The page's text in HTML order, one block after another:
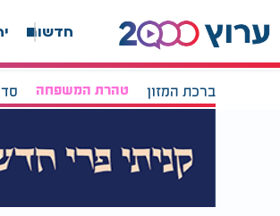
חדשות
ברכת המזון טהרת המשפחה